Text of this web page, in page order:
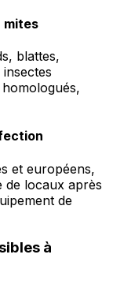
mites
blattes,
et européens,
de locaux après
de
à